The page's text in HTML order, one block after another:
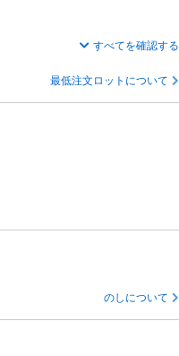
すべてを確認する
最低注文ロットについて
のしについて